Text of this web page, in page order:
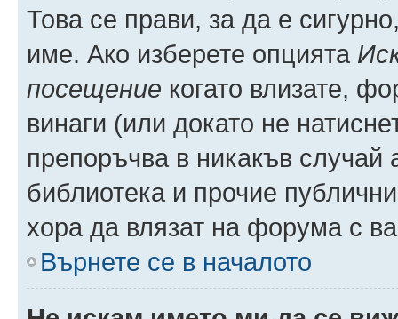
Това се прави, за да е
име. Ако изберете опцията
посещение когато влизате,
винаги (или докато не
препоръчва в никакъв случай
библиотека и прочие
хора да влязат на форума с
Върнете се в началото